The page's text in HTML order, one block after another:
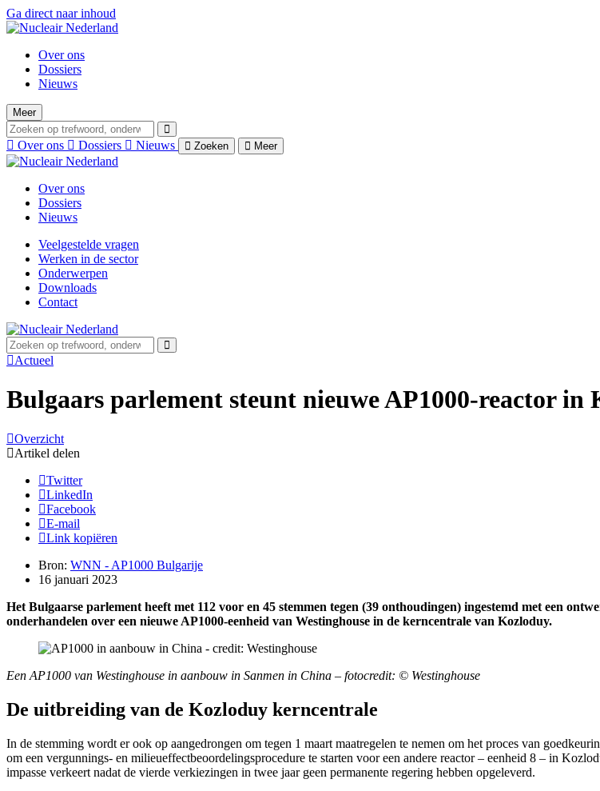
Ga direct naar inhoud
Over ons
Dossiers
Nieuws
Meer
Over ons Dossiers Nieuws Zoeken Meer
Over ons
Dossiers
Nieuws
Veelgestelde vragen
Werken in de sector
Onderwerpen
Downloads
Contact
Actueel
Bulgaars parlement steunt nieuwe AP1000-reactor in
Overzicht
Artikel delen
Twitter
LinkedIn
Facebook
E-mail
Link kopiëren
Bron: WNN - AP1000 Bulgarije
16 januari 2023
Het Bulgaarse parlement heeft met 112 voor en 45 stemmen tegen (39 onthoudingen) ingestemd met een
onderhandelen over een nieuwe AP1000-eenheid van Westinghouse in de kerncentrale van Kozloduy.
Een AP1000 van Westinghouse in aanbouw in Sanmen in China – fotocredit: © Westinghouse
De uitbreiding van de Kozloduy kerncentrale
In de stemming wordt er ook op aangedrongen om tegen 1 maart maatregelen te nemen om het proces van
om een vergunnings- en milieueffectbeoordelingsprocedure te starten voor een andere reactor – eenheid 8 – in
impasse verkeert nadat de vierde verkiezingen in twee jaar geen permanente regering hebben opgeleverd.